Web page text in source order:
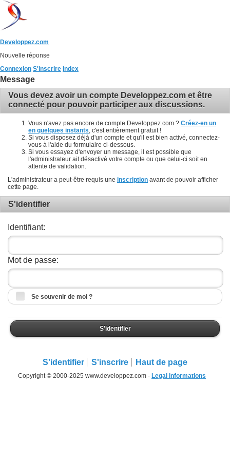
Developpez.com
Nouvelle réponse
Connexion S'inscrire Index
Message
Vous devez avoir un compte Developpez.com et être
connecté pour pouvoir participer aux discussions.
Vous n'avez pas encore de compte Developpez.com ? Créez-en un
en quelques instants , c'est entièrement gratuit !
Si vous disposez déjà d'un compte et qu'il est bien activé, connectez-
vous à l'aide du formulaire ci-dessous.
Si vous essayez d'envoyer un message, il est possible que
l'administrateur ait désactivé votre compte ou que celui-ci soit en
attente de validation.
L'administrateur a peut-être requis une inscription avant de pouvoir afficher
cette page.
S'identifier
Identifiant:
Mot de passe:
Se souvenir de moi ?
S'identifier
S'identifier S'inscrire Haut de page
Copyright © 2000-2025 www.developpez.com - Legal informations